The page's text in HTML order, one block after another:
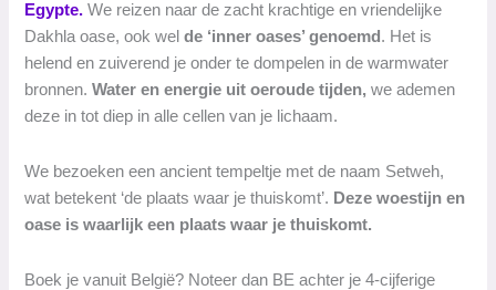
tot
€2.197,00
Egypte.We reizen naar de zacht krachtige en vriendelijke
Dakhla oase, ook welde ‘inner oases’ genoemd . Het is
helend en zuiverend je onder te dompelen in de warmwater
bronnen.Water en energie uit oeroude tijden, we ademen
deze in tot diep in alle cellen van je lichaam.
We bezoeken een ancient tempeltje met de naam Setweh,
wat betekent ‘de plaats waar je thuiskomt’. Deze woestijn en
oase is waarlijk een plaats waar je thuiskomt.
Boek je vanuit België? Noteer dan BE achter je 4-cijferige